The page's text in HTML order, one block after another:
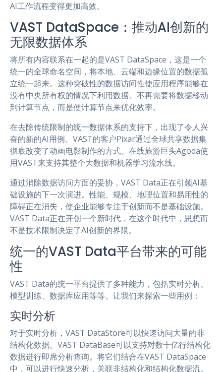
AI工作流程变得更加高效。
VAST DataSpace：推动AI创新的
无限数据体系
将所有内容联系在一起的是VAST DataSpace，这是一个
统一的全球命名空间，将本地、云端和边缘位置的数据孤
立统一起来。这种突破性的数据访问性使应用程序能够在
没有中央所有权的情况下利用数据。不再需要将数据移动
到计算节点，而是使计算节点来优化效率。
在去除传统限制的统一数据体系的支持下，出现了令人兴
奋的新的AI用例。VAST的客户Pixar通过全球共享数据集
彻底改变了动画电影制作的方式。在线旅游巨头Agoda使
用VAST来支持其整个大数据和机器学习流水线。
通过消除数据访问方面的妥协，VAST Data正在引领AI基
础设施的下一次演进。性能、规模、地理位置和易用性的
障碍正在消失，使企业能够专注于创新而不是基础设施。
VAST Data正在开创一个新时代，在这个时代中，思想而
不是技术限制决定了AI创新的界限。
统一的VAST Data平台带来的可能
性
VAST Data的统一平台提供了多种能力，包括实时分析、
模型训练、数据库应用等等。让我们来探索一些用例：
实时分析
对于实时分析，VAST DataStore可以快速访问大量的非
结构化数据。VAST DataBase可以支持对数十亿行结构化
数据进行即席分析查询。将它们结合在VAST DataSpace
中，可以进行快速分析，关联非结构化和结构化数据流。